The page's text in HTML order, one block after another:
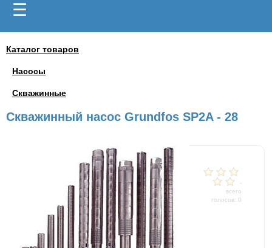
☰
Каталог товаров
Насосы
Скважинные
Скважинный насос Grundfos SP2A - 28
-
всего
голосов: 0